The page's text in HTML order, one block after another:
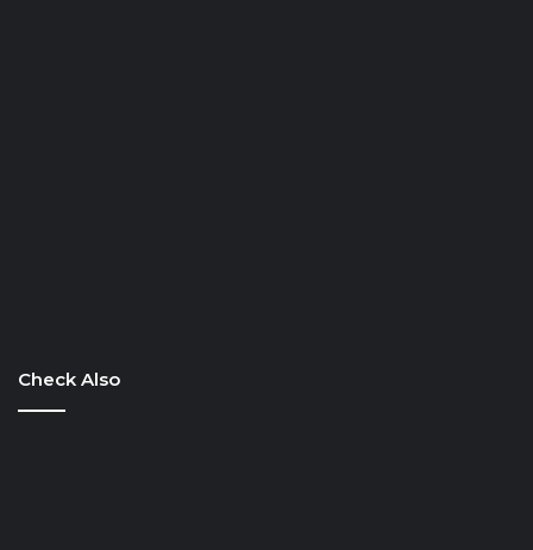
Check Also